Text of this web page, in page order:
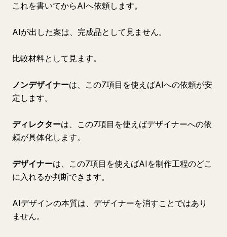
これを書いてからAIへ依頼します。
AIが出した案は、完成品として見ません。
比較材料として見ます。
ノンデザイナーは、この7項目を使えばAIへの依頼が安
定します。
ディレクターは、この7項目を使えばデザイナーへの依
頼が具体化します。
デザイナーは、この7項目を使えばAIを制作工程のどこ
に入れるか判断できます。
AIデザインの本質は、デザイナーを消すことではあり
ません。